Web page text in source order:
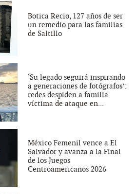
Botica Recio, 127 años de ser
un remedio para las familias
de Saltillo
‘Su legado seguirá inspirando
a generaciones de fotógrafos’:
redes despiden a familia
víctima de ataque en...
México Femenil vence a El
Salvador y avanza a la Final
de los Juegos
Centroamericanos 2026